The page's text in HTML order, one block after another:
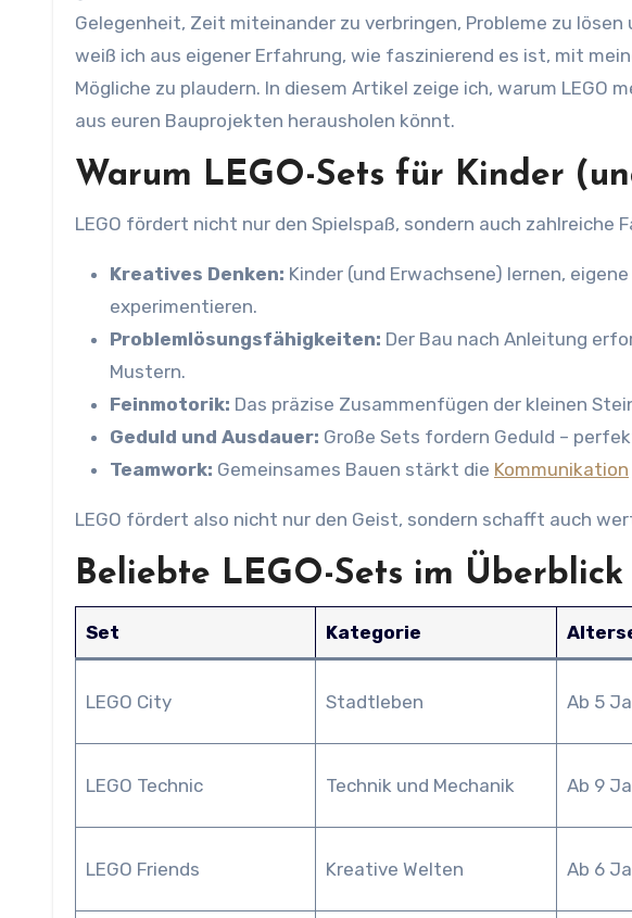
Gelegenheit, Zeit miteinander zu verbringen, Probleme zu
weiß ich aus eigener Erfahrung, wie faszinierend es ist, mit
Mögliche zu plaudern. In diesem Artikel zeige ich, warum LEGO
aus euren Bauprojekten herausholen könnt.
Warum LEGO-Sets für Kinder
LEGO fördert nicht nur den Spielspaß, sondern auch zahlreiche
Kreatives Denken: Kinder (und Erwachsene) lernen,
experimentieren.
Problemlösungsfähigkeiten: Der Bau nach Anleitung
Mustern.
Feinmotorik: Das präzise Zusammenfügen der kleinen
Geduld und Ausdauer: Große Sets fordern Geduld –
Teamwork: Gemeinsames Bauen stärkt die Kommunikation
LEGO fördert also nicht nur den Geist, sondern schafft auch
Beliebte LEGO-Sets im Überblick
Set Kategorie
LEGO City Stadtleben Ab 5
LEGO Technic Technik und Mechanik Ab 9
LEGO Friends Kreative Welten Ab 6